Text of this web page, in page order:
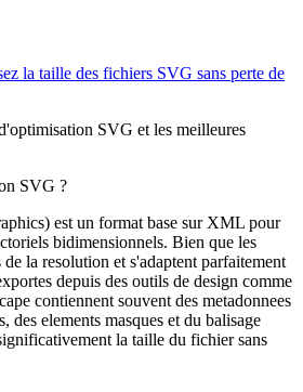
la taille des fichiers SVG sans perte de
SVG et les meilleures
SVG ?
est un format base sur XML pour
bidimensionnels. Bien que les
la resolution et s'adaptent parfaitement
depuis des outils de design comme
contiennent souvent des metadonnees
des elements masques et du balisage
la taille du fichier sans